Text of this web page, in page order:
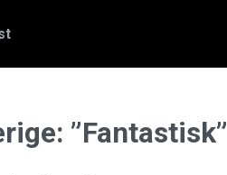
”Fantastisk”